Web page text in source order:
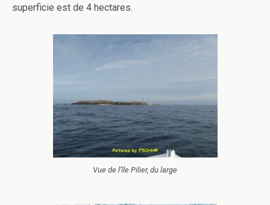
superficie est de 4 hectares.
Vue de l’île Pilier, du large